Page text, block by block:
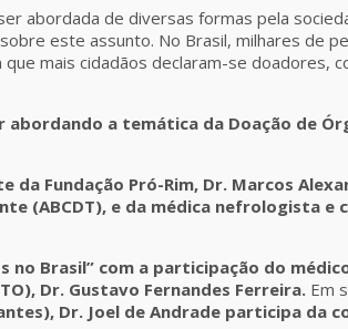
abordada de diversas formas pela
este assunto. No Brasil, milhares de
mais cidadãos declaram-se doadores,
a temática da Doação de
Fundação Pró-Rim, Dr. Marcos
(ABCDT), e da médica nefrologista e
no Brasil” com a participação do
Dr. Gustavo Fernandes Ferreira. Em
Dr. Joel de Andrade participa da